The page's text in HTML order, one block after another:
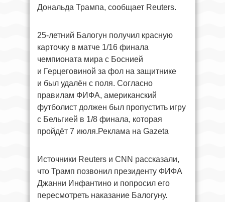
Дональда Трампа, сообщает Reuters.
25-летний Балогун получил красную
карточку в матче 1/16 финала
чемпионата мира с Боснией
и Герцеговиной за фол на защитнике
и был удалён с поля. Согласно
правилам ФИФА, американский
футболист должен был пропустить игру
с Бельгией в 1/8 финала, которая
пройдёт 7 июля.Реклама на Gazeta
Источники Reuters и CNN рассказали,
что Трамп позвонил президенту ФИФА
Джанни Инфантино и попросил его
пересмотреть наказание Балогуну.